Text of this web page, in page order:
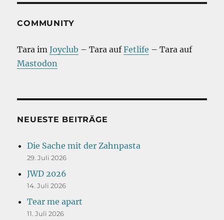
COMMUNITY
Tara imJoyclub – Tara aufFetlife – Tara auf
Mastodon
NEUESTE BEITRÄGE
Die Sache mit der Zahnpasta
29. Juli 2026
JWD 2026
14. Juli 2026
Tear me apart
11. Juli 2026